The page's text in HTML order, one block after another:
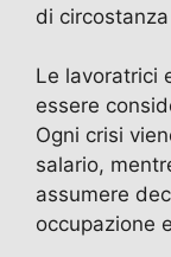
di
Le lavoratrici
essere
Ogni crisi
salario,
assumere
occupazione